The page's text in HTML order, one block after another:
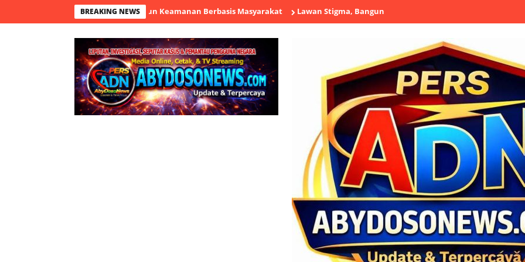
BREAKING NEWS
Polsek Cikulur Bangun Keamanan Berbasis Masyarakat Lawan Stigma, Bangun Harapan: Yunaniah Human Care Resmikan